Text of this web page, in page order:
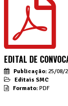
EDITAL DE
Publicação: 25/08/
Editais SMC
Formato: PDF